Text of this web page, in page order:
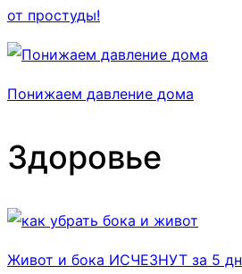
от простуды!
Понижаем давление дома
Здоровье
Живот и бока ИСЧЕЗНУТ за 5